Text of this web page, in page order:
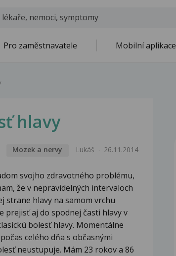
Pro zaměstnavatele Mobilní aplikace
hlavy
Mozek a nervy Lukáš 26.11.2014
svojho zdravotného problému,
že v nepravidelných intervaloch
strane hlavy na samom vrchu
prejisť aj do spodnej časti hlavy v
bolesť hlavy. Momentálne
celého dňa s občasnými
neustupuje. Mám 23 rokov a 86